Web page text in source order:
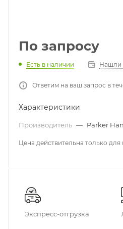
По запросу
Есть в наличии Нашли
Ответим на ваш запрос в
Характеристики
Производитель — Parker
Цена действительна только для
Экспресс-отгрузка